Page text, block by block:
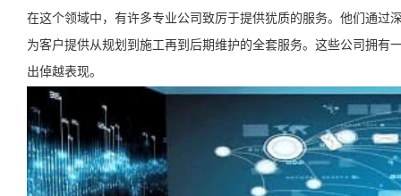
在这个领域中，有许多专业公司致厉于提供犹质的服务。他们通
为客户提供从规划到施工再到后期维护的全套服务。这些公司拥
出倬越表现。